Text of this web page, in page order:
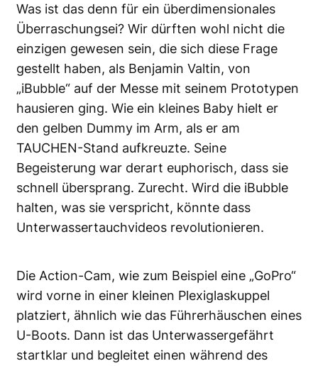
Was ist das denn für ein überdimensionales
Überraschungsei? Wir dürften wohl nicht die
einzigen gewesen sein, die sich diese Frage
gestellt haben, als Benjamin Valtin, von
„iBubble“ auf der Messe mit seinem Prototypen
hausieren ging. Wie ein kleines Baby hielt er
den gelben Dummy im Arm, als er am
TAUCHEN-Stand aufkreuzte. Seine
Begeisterung war derart euphorisch, dass sie
schnell übersprang. Zurecht. Wird die iBubble
halten, was sie verspricht, könnte dass
Unterwassertauchvideos revolutionieren.
Die Action-Cam, wie zum Beispiel eine „GoPro“
wird vorne in einer kleinen Plexiglaskuppel
platziert, ähnlich wie das Führerhäuschen eines
U-Boots. Dann ist das Unterwassergefährt
startklar und begleitet einen während des